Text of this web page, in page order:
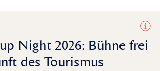
Night 2026: Bühne frei
des Tourismus